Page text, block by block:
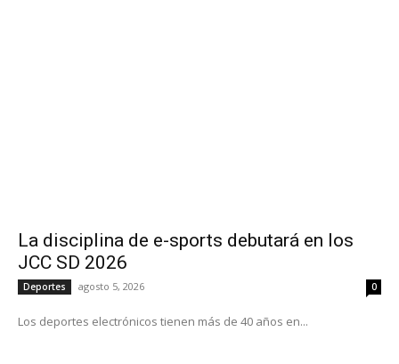
La disciplina de e-sports debutará en los
JCC SD 2026
Deportes agosto 5, 2026 0
Los deportes electrónicos tienen más de 40 años en...